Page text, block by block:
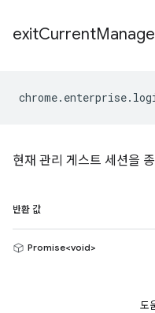
exitCurrent
chrome. enterprise.
현재 관리 게스트 세션을
반환 값
Promise<void>
도